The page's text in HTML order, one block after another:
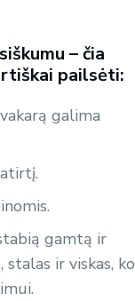
– čia
pailsėti:
galima
gamtą ir
ir viskas, ko